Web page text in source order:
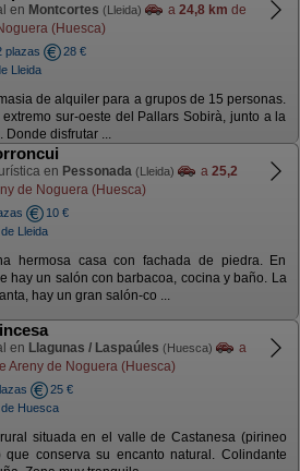
en Montcortes (Lleida) a 24,8 km de
(Huesca)
plazas
28 €
Lleida
de alquiler para a grupos de 15 personas.
extremo sur-oeste del Pallars Sobirà, junto a la
Donde disfrutar ...
en Pessonada (Lleida) a 25,2
de Noguera (Huesca)
10 €
Lleida
hermosa casa con fachada de piedra. En
hay un salón con barbacoa, cocina y baño. La
hay un gran salón-co ...
en Llagunas / Laspaúles (Huesca)
a
Areny de Noguera (Huesca)
25 €
Huesca
situada en el valle de Castanesa (pirineo
que conserva su encanto natural. Colindante